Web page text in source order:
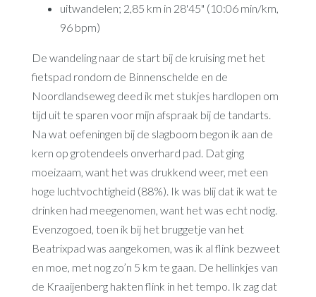
uitwandelen; 2,85 km in 28'45" (10:06 min/km,
96 bpm)
De wandeling naar de start bij de kruising met het
fietspad rondom de Binnenschelde en de
Noordlandseweg deed ik met stukjes hardlopen om
tijd uit te sparen voor mijn afspraak bij de tandarts.
Na wat oefeningen bij de slagboom begon ik aan de
kern op grotendeels onverhard pad. Dat ging
moeizaam, want het was drukkend weer, met een
hoge luchtvochtigheid (88%). Ik was blij dat ik wat te
drinken had meegenomen, want het was echt nodig.
Evenzogoed, toen ik bij het bruggetje van het
Beatrixpad was aangekomen, was ik al flink bezweet
en moe, met nog zo’n 5 km te gaan. De hellinkjes van
de Kraaijenberg hakten flink in het tempo. Ik zag dat